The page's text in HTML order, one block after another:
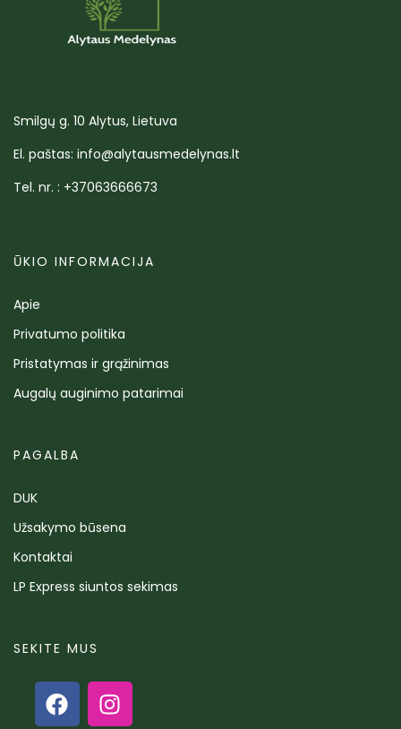
Smilgų g. 10 Alytus, Lietuva
El. paštas: info@alytausmedelynas.lt
Tel. nr. : +37063666673
ŪKIO INFORMACIJA
Apie
Privatumo politika
Pristatymas ir grąžinimas
Augalų auginimo patarimai
PAGALBA
DUK
Užsakymo būsena
Kontaktai
LP Express siuntos sekimas
SEKITE MUS